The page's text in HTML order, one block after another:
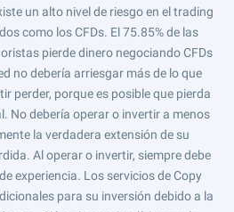
un alto nivel de riesgo en el trading
como los CFDs. El 75.85% de las
pierde dinero negociando CFDs
no debería arriesgar más de lo que
perder, porque es posible que pierda
No debería operar o invertir a menos
la verdadera extensión de su
Al operar o invertir, siempre debe
experiencia. Los servicios de Copy
para su inversión debido a la